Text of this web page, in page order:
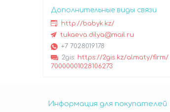
http://babyk.kz/
tukaeva.dilya@mail.ru
+7 7028019178
2gis https://2gis.kz/almaty/firm/
70000001028106273
Информация для покупателей